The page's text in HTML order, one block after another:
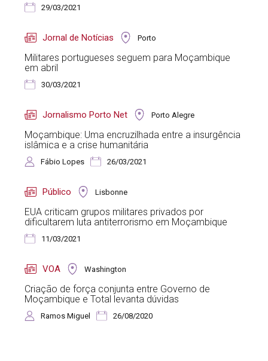
29/03/2021
Jornal de Notícias Porto
Militares portugueses seguem para Moçambique
em abril
30/03/2021
Jornalismo Porto Net Porto Alegre
Moçambique: Uma encruzilhada entre a insurgência
islâmica e a crise humanitária
Fábio Lopes 26/03/2021
Público Lisbonne
EUA criticam grupos militares privados por
dificultarem luta antiterrorismo em Moçambique
11/03/2021
VOA Washington
Criação de força conjunta entre Governo de
Moçambique e Total levanta dúvidas
Ramos Miguel 26/08/2020